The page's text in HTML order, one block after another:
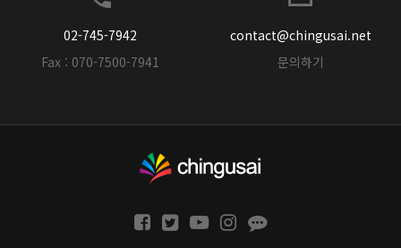
02-745-7942
Fax : 070-7500-7941
contact@chingusai.net
문의하기